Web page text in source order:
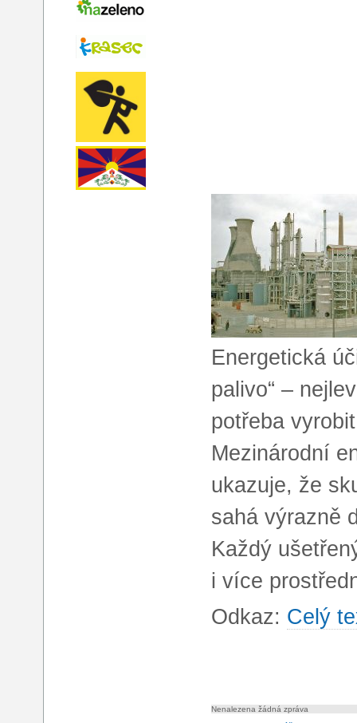
Energetická
palivo“ –
potřeba
Mezinárodní
ukazuje, že
sahá výrazně
Každý
i více
Odkaz: Celý
Nenalezena žádná zpráva